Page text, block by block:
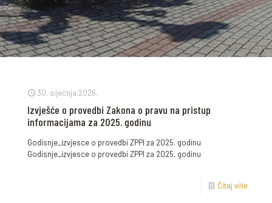
30. siječnja 2026.
Izvješće o provedbi Zakona o pravu na pristup
informacijama za 2025. godinu
Godisnje_izvjesce o provedbi ZPPI za 2025. godinu
Godisnje_izvjesce o provedbi ZPPI za 2025. godinu
Čitaj više